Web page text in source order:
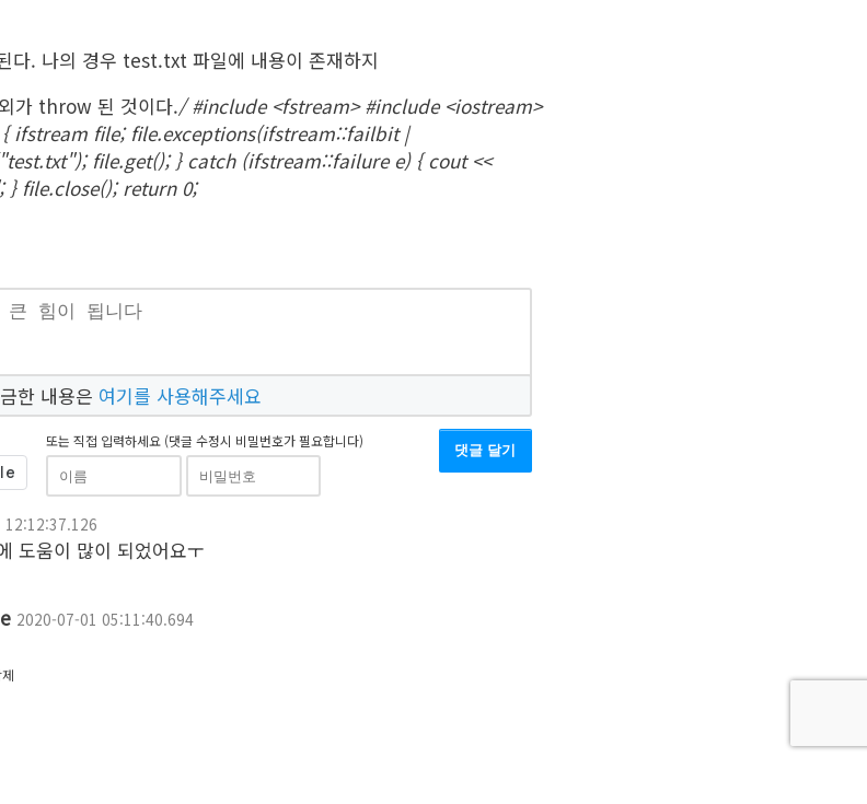
다. 나의 경우 test.txt 파일에 내용이 존재하지
가 throw 된 것이다./ #include <fstream> #include <iostream>
ifstream file; file.exceptions(ifstream::failbit |
file.get(); } catch (ifstream::failure e) { cout <<
file.close(); return 0;
한 내용은 여기를 사용해주세요
또는 직접 입력하세요 (댓글 수정시 비밀번호가 필요합니다)
댓글 달기
도움이 많이 되었어요ㅜ
2020-07-01 05:11:40.694